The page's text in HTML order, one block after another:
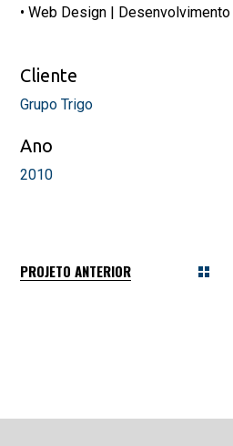
• Web Design | Desenvolvimento
Cliente
Grupo Trigo
Ano
2010
PROJETO ANTERIOR